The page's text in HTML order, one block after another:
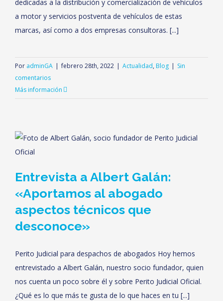
dedicadas a la distribución y comercialización de vehículos
a motor y servicios postventa de vehículos de estas
marcas, así como a dos empresas consultoras. [...]
Por adminGA | febrero 28th, 2022 | Actualidad, Blog | Sin
comentarios
Más información
Entrevista a Albert Galán:
«Aportamos al abogado
aspectos técnicos que
desconoce»
Perito Judicial para despachos de abogados Hoy hemos
entrevistado a Albert Galán, nuestro socio fundador, quien
nos cuenta un poco sobre él y sobre Perito Judicial Oficial.
¿Qué es lo que más te gusta de lo que haces en tu [...]